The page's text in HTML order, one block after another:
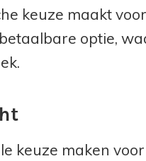
keuze maakt
optie,
keuze maken